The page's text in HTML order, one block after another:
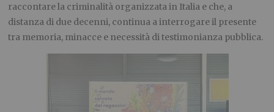
raccontare la criminalità organizzata in Italia e che, a
distanza di due decenni, continua a interrogare il presente
tra memoria, minacce e necessità di testimonianza pubblica.